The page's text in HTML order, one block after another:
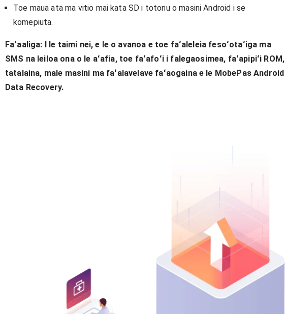
Toe maua ata ma vitio mai kata SD i totonu o masini Android i se
komepiuta.
Faʻaaliga: I le taimi nei, e le o avanoa e toe faʻaleleia fesoʻotaʻiga ma
SMS na leiloa ona o le aʻafia, toe faʻafoʻi i falegaosimea, faʻapipiʻi ROM,
tatalaina, male masini ma faʻalavelave faʻaogaina e le MobePas Android
Data Recovery.